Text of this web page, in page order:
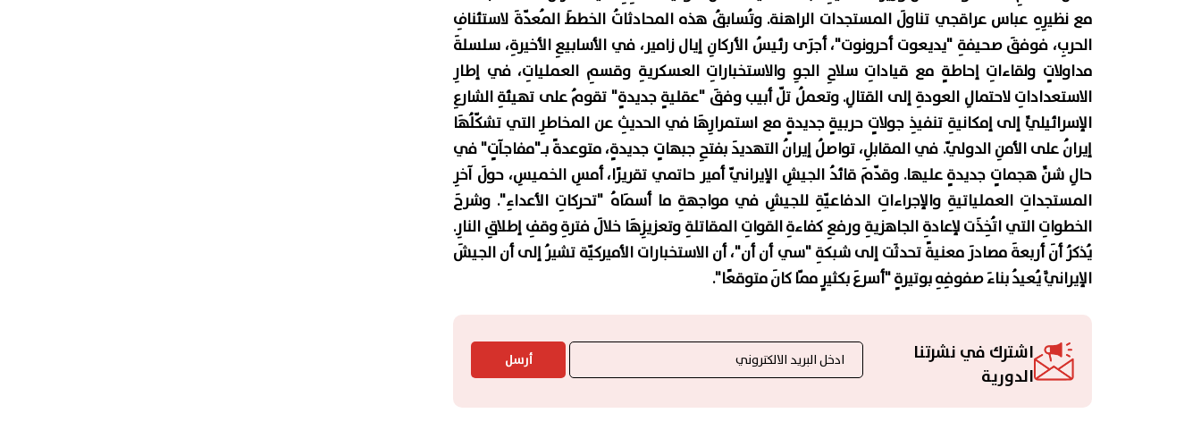
مع نظيرِهِ عباس عراقجي تناولَ المستجدات الراهنة. وتُسابقُ هذه المحادثاتُ الخططَ المُعدّةَ لاستئنافِ
الحربِ، فوفقَ صحيفةِ "يديعوت أحرونوت"، أجرَى رئيسُ الأركانِ إيال زامير، في الأسابيعِ الأخيرةِ، سلسلةَ
مداولاتٍ ولقاءاتِ إحاطةٍ مع قياداتِ سلاحِ الجوِ والاستخباراتِ العسكريةِ وقسمِ العملياتِ، في إطارِ
الاستعداداتِ لاحتمالِ العودةِ إلى القتالِ. وتعملُ تلّ أبيب وفقَ "عقليةٍ جديدةٍ" تقومُ على تهيئةِ الشارعِ
الإسرائيليِّ إلى إمكانيةِ تنفيذِ جولاتٍ حربيةٍ جديدةٍ مع استمرارِهَا في الحديثِ عن المخاطرِ التي تشكّلُهَا
إيرانُ على الأمنِ الدوليّ. في المقابلِ، تواصلُ إيرانُ التهديدَ بفتحِ جبهاتٍ جديدةٍ، متوعدةً بـ"مفاجآتٍ" في
حالِ شنِّ هجماتٍ جديدةٍ عليها. وقدّمَ قائدُ الجيشِ الإيرانيّ أمير حاتمي تقريرًا، أمسِ الخميسِ، حولَ آخرِ
المستجداتِ العملياتيةِ والإجراءاتِ الدفاعيّةِ للجيشِ في مواجهةِ ما أسمَاهُ "تحركاتِ الأعداءِ". وشرحَ
الخطواتِ التي اتُخِذَت لإعادةِ الجاهزيةِ ورفعِ كفاءةِ القواتِ المقاتلةِ وتعزيزِهَا خلالَ فترةِ وقفِ إطلاقِ النارِ.
يُذكرُ أنَ أربعةَ مصادرَ معنيةً تحدثَت إلى شبكةِ "سي أن أن"، أن الاستخبارات الأميركيّة تشيرُ إلى أن الجيشَ
الإيرانيَّ يُعيدُ بناءَ صفوفِهِ بوتيرةٍ "أسرعَ بكثيرٍ ممّا كانَ متوقعًا".
اشترك في نشرتنا
الدورية
أرسل